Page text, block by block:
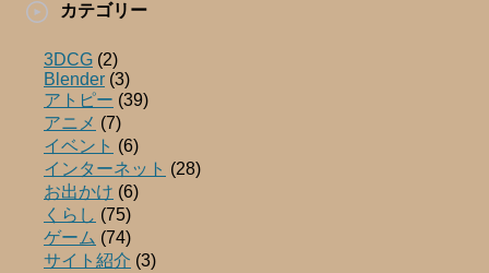
カテゴリー
3DCG (2)
Blender (3)
アトピー (39)
アニメ (7)
イベント (6)
インターネット (28)
お出かけ (6)
くらし (75)
ゲーム (74)
サイト紹介 (3)